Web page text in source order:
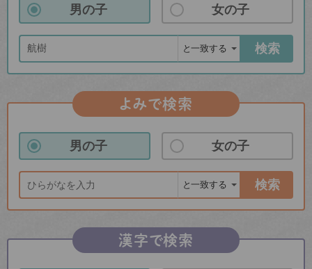
男の子 女の子
検索
よみで検索
男の子 女の子
検索
漢字で検索